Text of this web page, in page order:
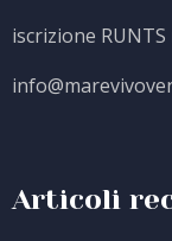
iscrizione
Articoli